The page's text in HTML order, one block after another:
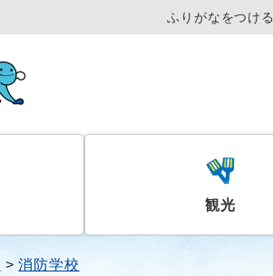
ふりがなをつける
観光
消防学校